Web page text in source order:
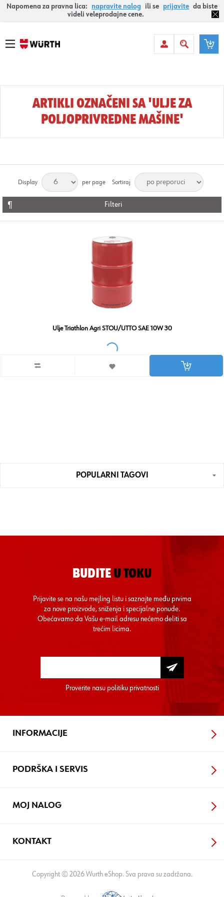
Napomena za pravna lica: napravite nalog ili se prijavite da biste
videli veleprodajne cene.
ARTIKLI OZNAČENI SA 'ULJE ZA
POLJOPRIVREDNE MAŠINE'
Display per page Sortiraj
Filteri
Ulje Triathlon Agri STOU/UTTO SAE 10W 30
POPULARNI TAGOVI
BUDITE U TOKU
Prijavite se na našu mejling listu i saznajte među prvima
za nove proizvode, sniženja i specijalne ponude.
Obećavamo da Vašu e-mail adresu nećemo deliti sa
trećim licima.
Proverite nasu politiku privatnosti
INFORMACIJE
PODRŠKA I SERVIS
MOJ NALOG
KONTAKT
Copyright © 2026 Wurth eShop. Sva prava su zadržana.